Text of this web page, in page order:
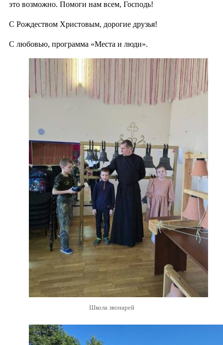
это возможно. Помоги нам всем, Господь!
С Рождеством Христовым, дорогие друзья!
С любовью, программа «Места и люди».
Школа звонарей